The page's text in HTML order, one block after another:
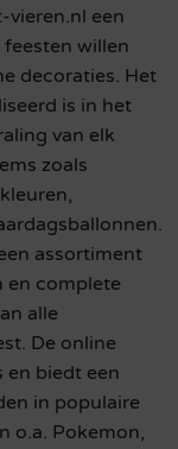
vieren.nl een
willen
decoraties. Het
is in het
van elk
zoals
assortiment
en complete
alle
De online
biedt een
in populaire
o.a. Pokemon,